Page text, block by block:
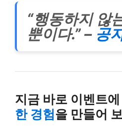
“행동하지 않
뿐이다.” – 공
지금 바로 이벤트
한 경험을 만들어